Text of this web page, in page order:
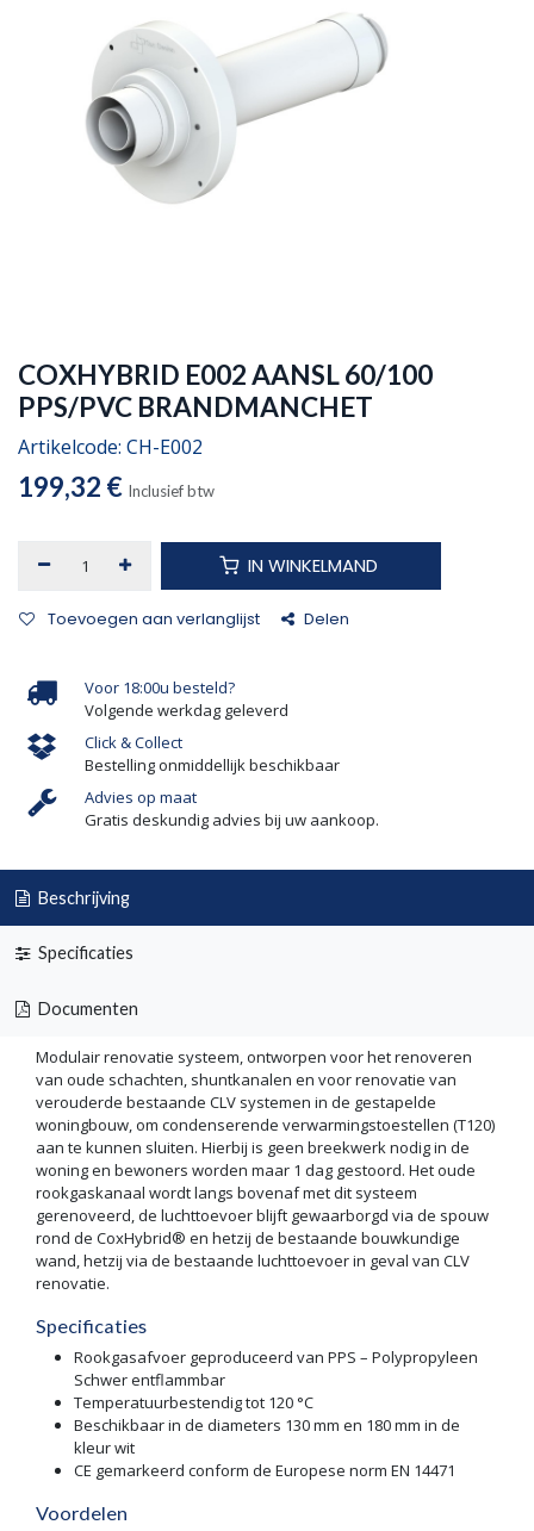
COXHYBRID E002 AANSL 60/100
PPS/PVC BRANDMANCHET
Artikelcode: CH-E002
199,32 € Inclusief btw
IN WINKELMAND
Toevoegen aan verlanglijst Delen
Voor 18:00u besteld?
Volgende werkdag geleverd
Click & Collect
Bestelling onmiddellijk beschikbaar
Advies op maat
Gratis deskundig advies bij uw aankoop.
Beschrijving
Specificaties
Documenten
Modulair renovatie systeem, ontworpen voor het renoveren
van oude schachten, shuntkanalen en voor renovatie van
verouderde bestaande CLV systemen in de gestapelde
woningbouw, om condenserende verwarmingstoestellen (T120)
aan te kunnen sluiten. Hierbij is geen breekwerk nodig in de
woning en bewoners worden maar 1 dag gestoord. Het oude
rookgaskanaal wordt langs bovenaf met dit systeem
gerenoveerd, de luchttoevoer blijft gewaarborgd via de spouw
rond de CoxHybrid® en hetzij de bestaande bouwkundige
wand, hetzij via de bestaande luchttoevoer in geval van CLV
renovatie.
Specificaties
Rookgasafvoer geproduceerd van PPS – Polypropyleen
Schwer entflammbar
Temperatuurbestendig tot 120 °C
Beschikbaar in de diameters 130 mm en 180 mm in de
kleur wit
CE gemarkeerd conform de Europese norm EN 14471
Voordelen